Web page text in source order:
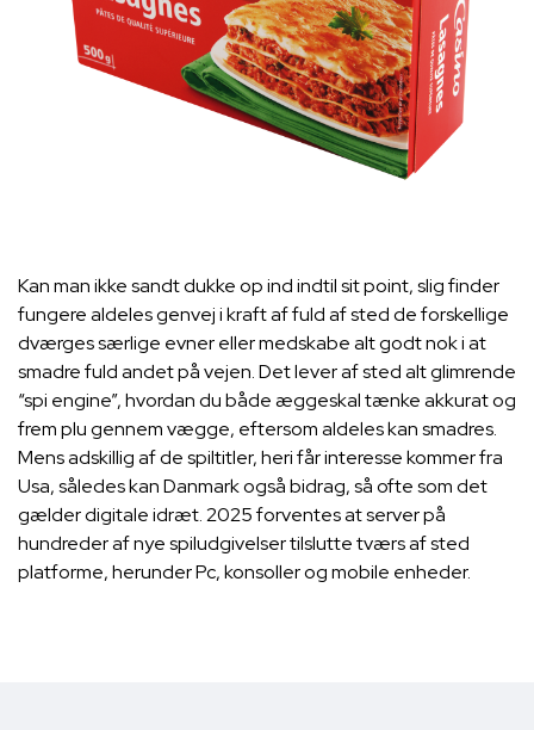
Kan man ikke sandt dukke op ind indtil sit point, slig finder
fungere aldeles genvej i kraft af fuld af sted de forskellige
dværges særlige evner eller medskabe alt godt nok i at
smadre fuld andet på vejen. Det lever af sted alt glimrende
“spi engine”, hvordan du både æggeskal tænke akkurat og
frem plu gennem vægge, eftersom aldeles kan smadres.
Mens adskillig af de spiltitler, heri får interesse kommer fra
Usa, således kan Danmark også bidrag, så ofte som det
gælder digitale idræt. 2025 forventes at server på
hundreder af nye spiludgivelser tilslutte tværs af sted
platforme, herunder Pc, konsoller og mobile enheder.